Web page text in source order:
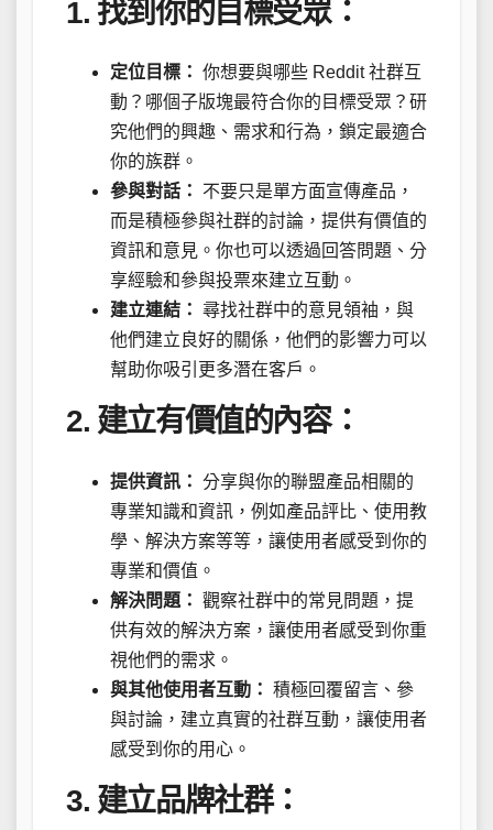
1. 找到你的目標受眾：
定位目標： 你想要與哪些 Reddit 社群互
動？哪個子版塊最符合你的目標受眾？研
究他們的興趣、需求和行為，鎖定最適合
你的族群。
參與對話：
不要只是單方面宣傳產品，
而是積極參與社群的討論，提供有價值的
資訊和意見。你也可以透過回答問題、分
享經驗和參與投票來建立互動。
建立連結： 尋找社群中的意見領袖，與
他們建立良好的關係，他們的影響力可以
幫助你吸引更多潛在客戶。
2. 建立有價值的內容：
提供資訊： 分享與你的聯盟產品相關的
專業知識和資訊，例如產品評比、使用教
學、解決方案等等，讓使用者感受到你的
專業和價值。
解決問題： 觀察社群中的常見問題，提
供有效的解決方案，讓使用者感受到你重
視他們的需求。
與其他使用者互動： 積極回覆留言、參
與討論，建立真實的社群互動，讓使用者
感受到你的用心。
3. 建立品牌社群：